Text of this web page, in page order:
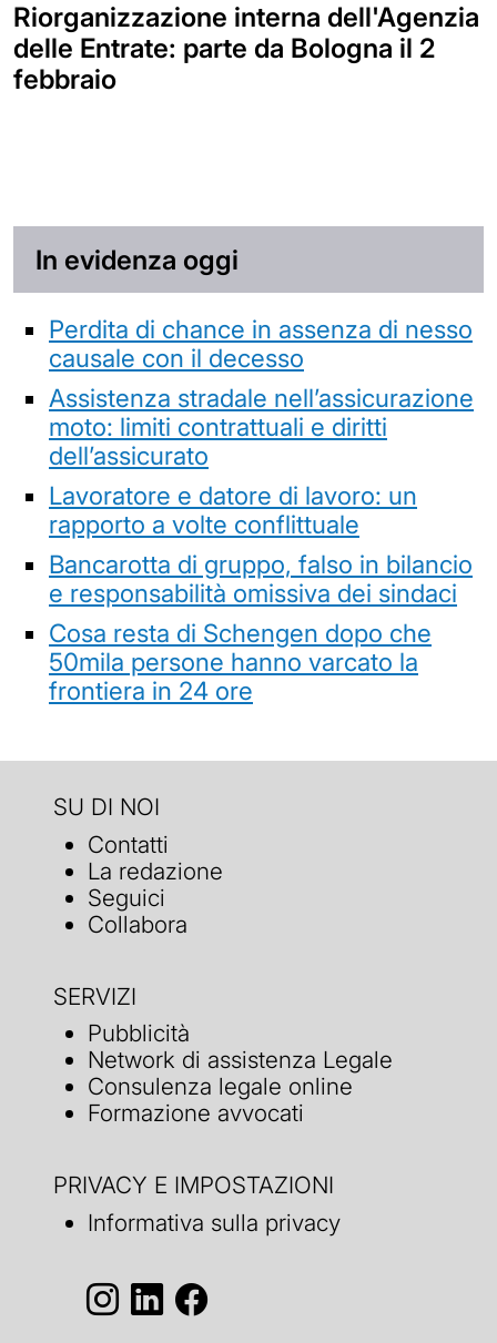
Riorganizzazione interna dell'Agenzia
delle Entrate: parte da Bologna il 2
febbraio
In evidenza oggi
Perdita di chance in assenza di nesso
causale con il decesso
Assistenza stradale nell’assicurazione
moto: limiti contrattuali e diritti
dell’assicurato
Lavoratore e datore di lavoro: un
rapporto a volte conflittuale
Bancarotta di gruppo, falso in bilancio
e responsabilità omissiva dei sindaci
Cosa resta di Schengen dopo che
50mila persone hanno varcato la
frontiera in 24 ore
SU DI NOI
Contatti
La redazione
Seguici
Collabora
SERVIZI
Pubblicità
Network di assistenza Legale
Consulenza legale online
Formazione avvocati
PRIVACY E IMPOSTAZIONI
Informativa sulla privacy